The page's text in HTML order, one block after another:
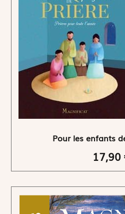
Pour les enfants
17,90